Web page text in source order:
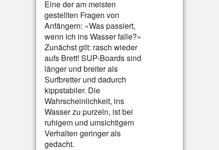
Eine der am meisten
gestellten Fragen von
Anfängern: «Was passiert,
wenn ich ins Wasser falle?»
Zunächst gilt: rasch wieder
aufs Brett! SUP-Boards sind
länger und breiter als
Surfbretter und dadurch
kippstabiler. Die
Wahrscheinlichkeit, ins
Wasser zu purzeln, ist bei
ruhigem und umsichtigem
Verhalten geringer als
gedacht.